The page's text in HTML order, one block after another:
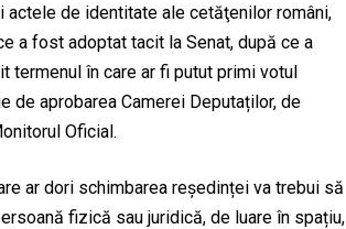
actele de identitate ale cetăţenilor români,
a fost adoptat tacit la Senat, după ce a
termenul în care ar fi putut primi votul
de aprobarea Camerei Deputaților, de
Oficial.
ar dori schimbarea reședinței va trebui să
fizică sau juridică, de luare în spațiu,